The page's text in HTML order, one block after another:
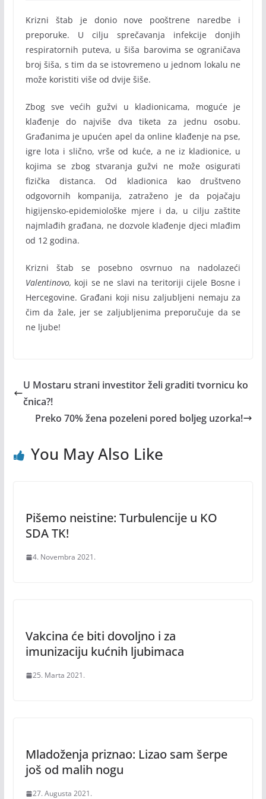
Krizni štab je donio nove pooštrene naredbe i
preporuke. U cilju sprečavanja infekcije donjih
respiratornih puteva, u šiša barovima se ograničava
broj šiša, s tim da se istovremeno u jednom lokalu ne
može koristiti više od dvije šiše.
Zbog sve većih gužvi u kladionicama, moguće je
klađenje do najviše dva tiketa za jednu osobu.
Građanima je upućen apel da online klađenje na pse,
igre lota i slično, vrše od kuće, a ne iz kladionice, u
kojima se zbog stvaranja gužvi ne može osigurati
fizička distanca. Od kladionica kao društveno
odgovornih kompanija, zatraženo je da pojačaju
higijensko-epidemiološke mjere i da, u cilju zaštite
najmlađih građana, ne dozvole klađenje djeci mlađim
od 12 godina.
Krizni štab se posebno osvrnuo na nadolazeći
Valentinovo, koji se ne slavi na teritoriji cijele Bosne i
Hercegovine. Građani koji nisu zaljubljeni nemaju za
čim da žale, jer se zaljubljenima preporučuje da se
ne ljube!
U Mostaru strani investitor želi graditi tvornicu ko
čnica?!
Preko 70% žena pozeleni pored boljeg uzorka!
You May Also Like
Pišemo neistine: Turbulencije u KO
SDA TK!
4. Novembra 2021.
Vakcina će biti dovoljno i za
imunizaciju kućnih ljubimaca
25. Marta 2021.
Mladoženja priznao: Lizao sam šerpe
još od malih nogu
27. Augusta 2021.